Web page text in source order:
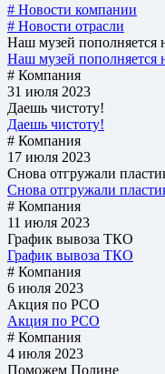
# Новости компании
# Новости отрасли
Наш музей пополняется
Наш музей пополняется
# Компания
31 июля 2023
Даешь чистоту!
Даешь чистоту!
# Компания
17 июля 2023
Снова отгружали
Снова отгружали
# Компания
11 июля 2023
График вывоза ТКО
График вывоза ТКО
# Компания
6 июля 2023
Акция по РСО
Акция по РСО
# Компания
4 июля 2023
Поможем Полине